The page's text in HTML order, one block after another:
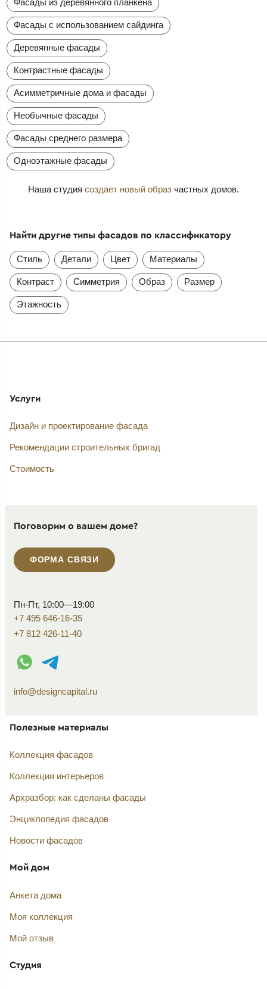
Фасады из деревянного планкена
Фасады с использованием сайдинга
Деревянные фасады
Контрастные фасады
Асимметричные дома и фасады
Необычные фасады
Фасады среднего размера
Одноэтажные фасады
Наша студия создает новый образ частных домов.
Найти другие типы фасадов по классификатору
Стиль Детали Цвет Материалы
Контраст Симметрия Образ Размер
Этажность
Услуги
Дизайн и проектирование фасада
Рекомендации строительных бригад
Стоимость
Поговорим о вашем доме?
ФОРМА СВЯЗИ
Пн-Пт, 10:00—19:00
+7 495 646-16-35
+7 812 426-11-40
WhatsApp контакт
Telegram контакт
info@designcapital.ru
Полезные материалы
Коллекция фасадов
Коллекция интерьеров
Архразбор: как сделаны фасады
Энциклопедия фасадов
Новости фасадов
Мой дом
Анкета дома
Моя коллекция
Мой отзыв
Студия